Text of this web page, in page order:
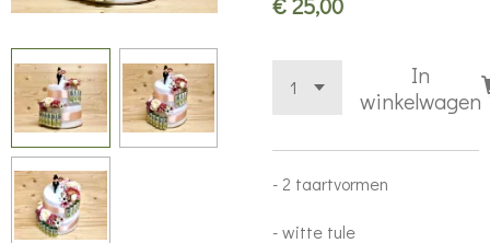
In
winkelwagen
- 2 taartvormen
- witte tule